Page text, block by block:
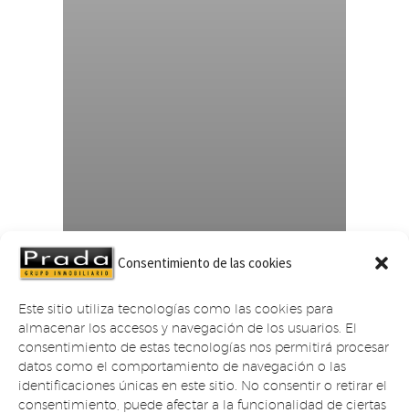
Consentimiento de las cookies
Este sitio utiliza tecnologías como las cookies para
almacenar los accesos y navegación de los usuarios. El
consentimiento de estas tecnologías nos permitirá procesar
datos como el comportamiento de navegación o las
identificaciones únicas en este sitio. No consentir o retirar el
consentimiento, puede afectar a la funcionalidad de ciertas
Gobiendes
Venta